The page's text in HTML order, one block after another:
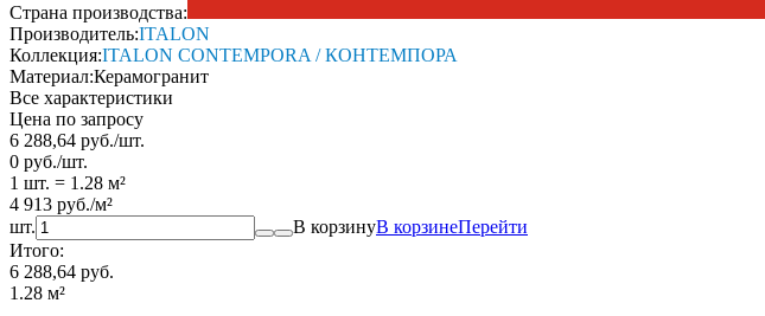
Страна производства:
Производитель:ITALON
Коллекция:ITALON CONTEMPORA / КОНТЕМПОРА
Материал:Керамогранит
Все характеристики
Цена по запросу
6 288,64 руб./шт.
0 руб./шт.
1 шт. = 1.28 м²
4 913 руб./м²
шт.
В корзинуВ корзинеПерейти
Итого:
6 288,64 руб.
1.28 м²